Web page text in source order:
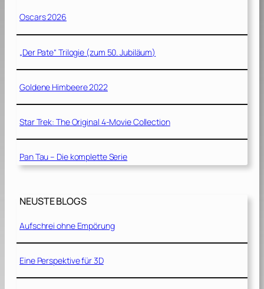
Oscars 2026
„Der Pate“ Trilogie (zum 50. Jubiläum)
Goldene Himbeere 2022
Star Trek: The Original 4-Movie Collection
Pan Tau – Die komplette Serie
NEUSTE BLOGS
Aufschrei ohne Empörung
Eine Perspektive für 3D